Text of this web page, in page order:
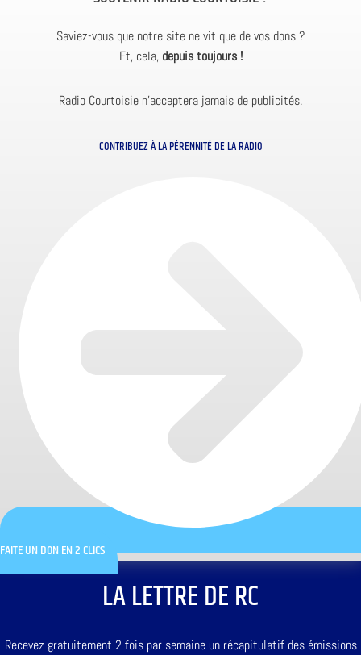
Saviez-vous que notre site ne vit que de vos dons ?
Et, cela, depuis toujours !
Radio Courtoisie n’acceptera jamais de publicités.
CONTRIBUEZ À LA PÉRENNITÉ DE LA RADIO
FAITE UN DON EN 2 CLICS
LA LETTRE DE RC
Recevez gratuitement 2 fois par semaine un récapitulatif des émissions